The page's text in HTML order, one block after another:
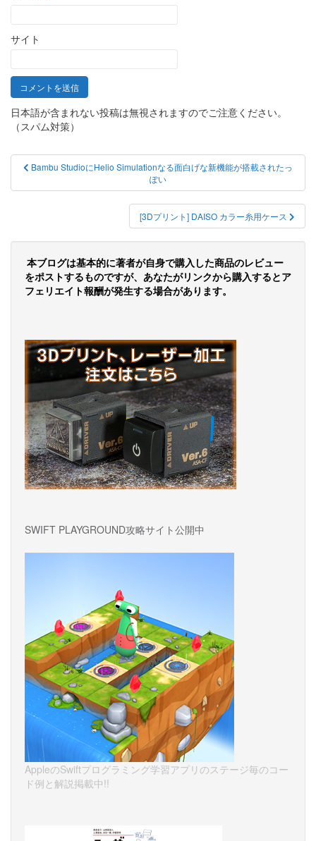
サイト
日本語が含まれない投稿は無視されますのでご注意ください。
（スパム対策）
投
稿
ビ
ゲ
ー
シ
ン
Bambu StudioにHelio Simulationなる面白げな新機能が搭載されたっ
ぽい
[3Dプリント] DAISO カラー糸用ケース
本ブログは基本的に著者が自身で購入した商品のレビュー
をポストするものですが、あなたがリンクから購入するとア
フェリエイト報酬が発生する場合があります。
SWIFT PLAYGROUND攻略サイト公開中
AppleのSwiftプログラミング学習アプリのステージ毎のコー
ド例と解説掲載中!!